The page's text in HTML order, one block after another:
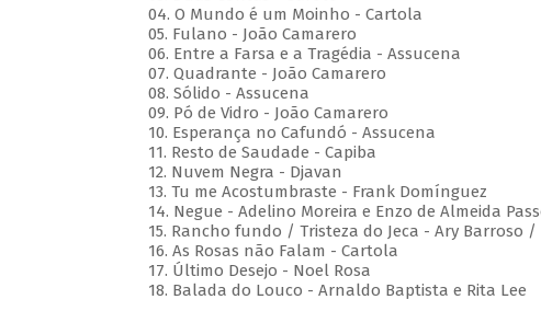
04. O Mundo é um Moinho - Cartola
05. Fulano - João Camarero
06. Entre a Farsa e a Tragédia - Assucena
07. Quadrante - João Camarero
08. Sólido - Assucena
09. Pó de Vidro - João Camarero
10. Esperança no Cafundó - Assucena
11. Resto de Saudade - Capiba
12. Nuvem Negra - Djavan
13. Tu me Acostumbraste - Frank Domínguez
14. Negue - Adelino Moreira e Enzo de Almeida
15. Rancho fundo / Tristeza do Jeca - Ary Barroso /
16. As Rosas não Falam - Cartola
17. Último Desejo - Noel Rosa
18. Balada do Louco - Arnaldo Baptista e Rita Lee